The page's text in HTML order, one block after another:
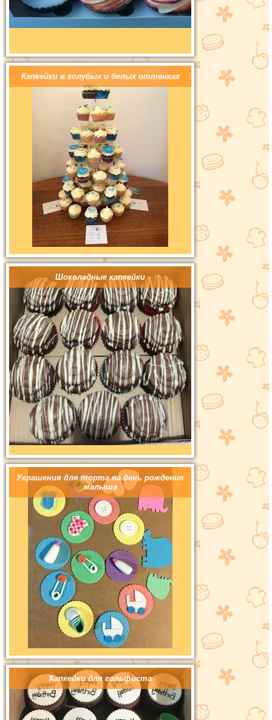
Капкейки в голубых и белых оттенках
Шоколадные капкейки
Украшения для торта на день рождения
малыша
Капкейки для гольфиста